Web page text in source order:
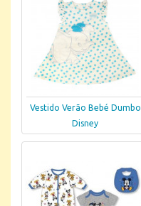
Vestido Verão Bebé Dumbo
Disney